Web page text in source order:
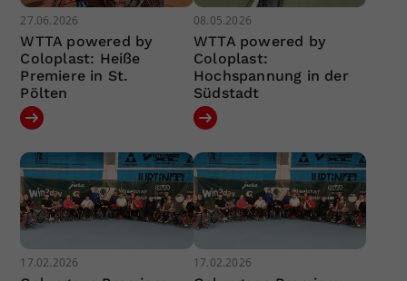
27.06.2026
WTTA powered by
Coloplast: Heiße
Premiere in St.
Pölten
08.05.2026
WTTA powered by
Coloplast:
Hochspannung in der
Südstadt
17.02.2026 17.02.2026